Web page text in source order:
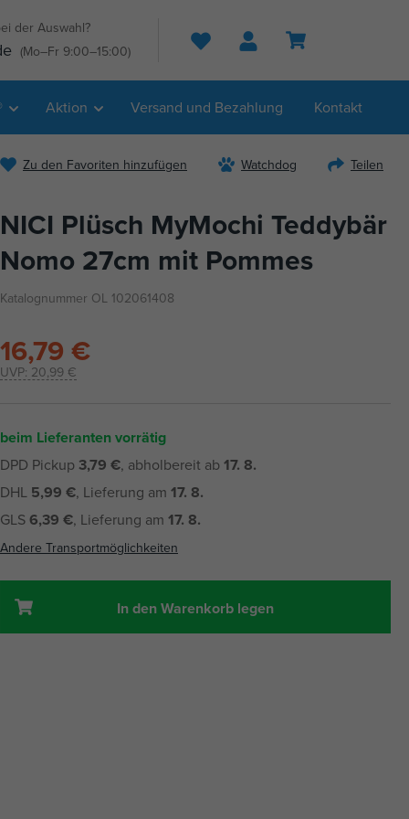
der Auswahl?
(Mo–Fr 9:00–15:00) Suche
Aktion Versand und Bezahlung Kontakt
Zu den Favoriten hinzufügen Watchdog Teilen
NICI Plüsch MyMochi Teddybär
Nomo 27cm mit Pommes
Katalognummer OL 102061408
UVP: 20,99 €
16,79 €
beim Lieferanten vorrätig
DPD Pickup 3,79 €, abholbereit ab 17. 8.
DHL 5,99 €, Lieferung am 17. 8.
GLS6,39 €, Lieferung am 17. 8.
Andere Transportmöglichkeiten
In den Warenkorb legen